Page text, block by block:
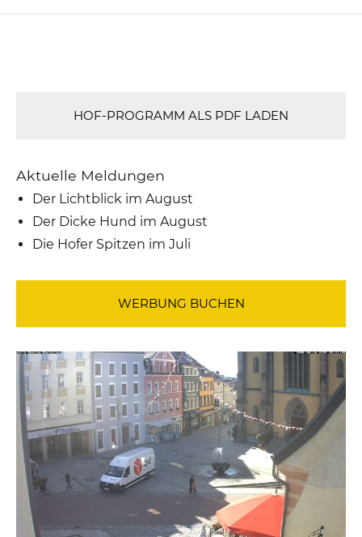
HOF-PROGRAMM ALS PDF LADEN
Aktuelle Meldungen
Der Lichtblick im August
Der Dicke Hund im August
Die Hofer Spitzen im Juli
WERBUNG BUCHEN